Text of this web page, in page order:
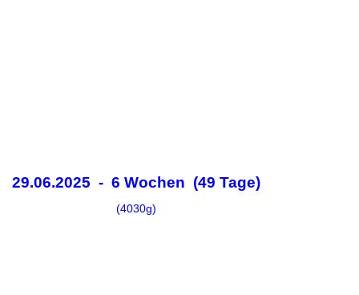
29.06.2025 - 6 Wochen (49 Tage)
(4030g)